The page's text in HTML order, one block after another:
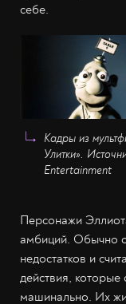
себе.
Кадры из
Улитки».
Entertainment
Персонажи
амбиций. Обычно
недостатков и
действия,
машинально. Их